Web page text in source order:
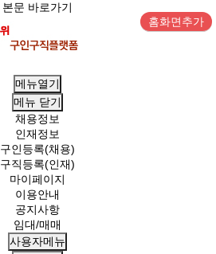
본문 바로가기
홈화면추가
메뉴열기
메뉴 닫기
채용정보
인재정보
구인등록(채용)
구직등록(인재)
마이페이지
이용안내
공지사항
임대/매매
사용자메뉴